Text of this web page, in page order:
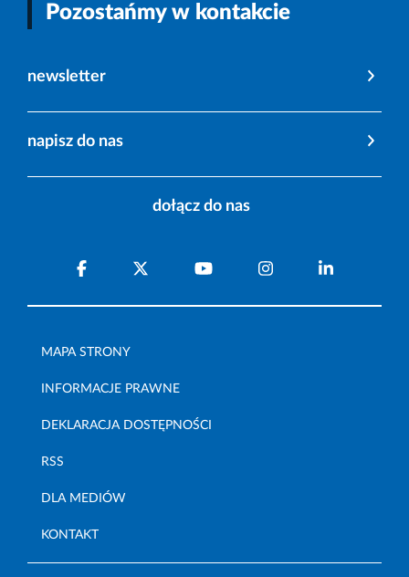
Pozostańmy w kontakcie
newsletter
napisz do nas
dołącz do nas
MAPA STRONY
INFORMACJE PRAWNE
DEKLARACJA DOSTĘPNOŚCI
RSS
DLA MEDIÓW
KONTAKT